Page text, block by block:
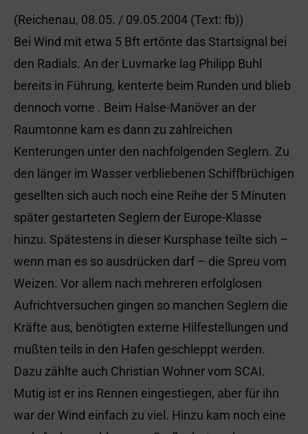
(Reichenau, 08.05. / 09.05.2004 (Text: fb))
Bei Wind mit etwa 5 Bft ertönte das Startsignal bei
den Radials. An der Luvmarke lag Philipp Buhl
bereits in Führung, kenterte beim Runden und blieb
dennoch vorne . Beim Halse-Manöver an der
Raumtonne kam es dann zu zahlreichen
Kenterungen unter den nachfolgenden Seglern. Zu
den länger im Wasser verbliebenen Schiffbrüchigen
gesellten sich auch noch eine Reihe der 5 Minuten
später gestarteten Seglern der Europe-Klasse
hinzu. Spätestens in dieser Kursphase teilte sich –
wenn man es so ausdrücken darf – die Spreu vom
Weizen. Vor allem nach mehreren erfolglosen
Aufrichtversuchen gingen so manchen Seglern die
Kräfte aus, benötigten externe Hilfestellungen und
mußten teils in den Hafen geschleppt werden.
Dazu zählte auch Christian Wohner vom SCAI.
Mutig ist er ins Rennen eingestiegen, aber für ihn
war der Wind einfach zu viel. Hinzu kam noch eine